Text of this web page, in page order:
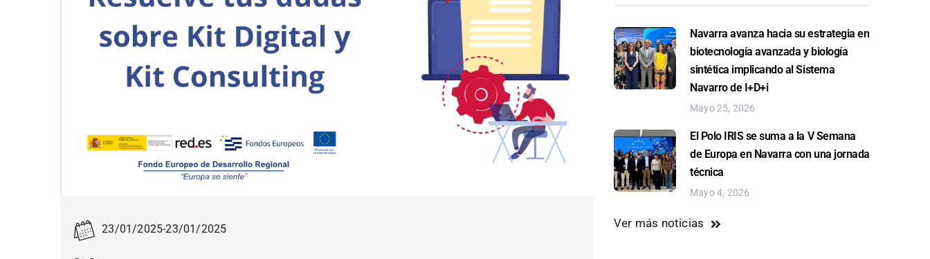
23/01/2025-23/01/2025
Navarra avanza hacia su estrategia en
biotecnología avanzada y biología
sintética implicando al Sistema
Navarro de I+D+i
Mayo 25, 2026
El Polo IRIS se suma a la V Semana
de Europa en Navarra con una jornada
técnica
Mayo 4, 2026
Ver más noticias